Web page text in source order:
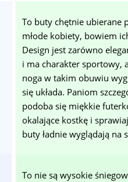
To buty chętnie ubierane
młode kobiety, bowiem
Design jest zarówno
i ma charakter sportowy,
noga w takim obuwiu
się układa. Paniom
podoba się miękkie
okalające kostkę i
buty ładnie wyglądają na
To nie są wysokie